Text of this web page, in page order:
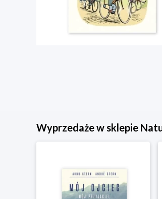
Wyprzedaże w sklepie